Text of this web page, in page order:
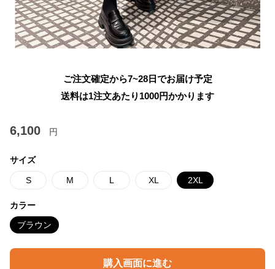
ご注文確定から7~28日でお届け予定
送料は1注文あたり 1000円かかります
6,100 円
サイズ
S M L XL 2XL
カラー
ブラウン
購入画面に進む